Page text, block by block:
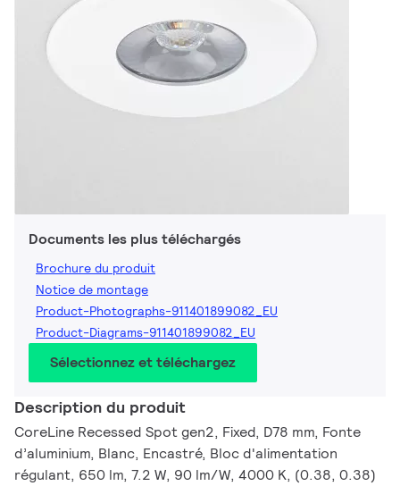
Documents les plus téléchargés
Brochure du produit
Notice de montage
Product-Photographs-911401899082_EU
Product-Diagrams-911401899082_EU
Sélectionnez et téléchargez
Description du produit
CoreLine Recessed Spot gen2, Fixed, D78 mm, Fonte
d’aluminium, Blanc, Encastré, Bloc d'alimentation
régulant, 650 lm, 7.2 W, 90 lm/W, 4000 K, (0.38, 0.38)